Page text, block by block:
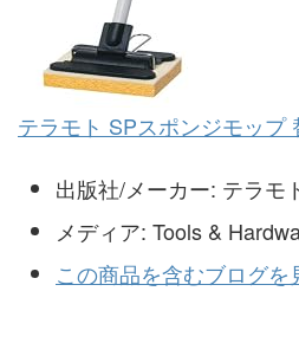
テラモト SPスポンジモップ
出版社/メーカー: テラモ
メディア: Tools &
この商品を含むブログを